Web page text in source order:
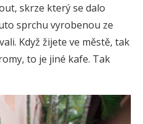
skrze který se dalo
sprchu vyrobenou ze
Když žijete ve městě, tak
to je jiné kafe. Tak